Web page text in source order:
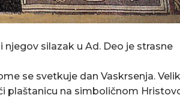
silazak u Ad. Deo je strasne
se svetkuje dan Vaskrsenja.
plaštanicu na simboličnom